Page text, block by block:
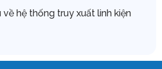
về hệ thống truy xuất linh kiện